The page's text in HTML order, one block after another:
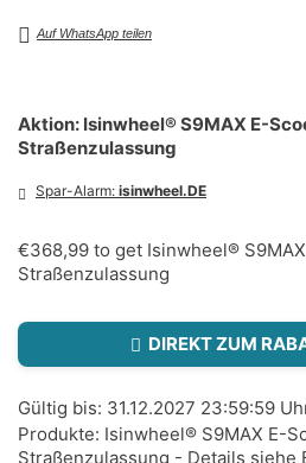
Auf WhatsApp teilen
Aktion: Isinwheel® S9MAX E-
Straßenzulassung
Spar-Alarm: isinwheel.DE
€368,99 to get Isinwheel®
Straßenzulassung
DIREKT ZUM
Gültig bis: 31.12.2027 23:59:59
Produkte: Isinwheel® S9MAX E-
Straßenzulassung - Details siehe